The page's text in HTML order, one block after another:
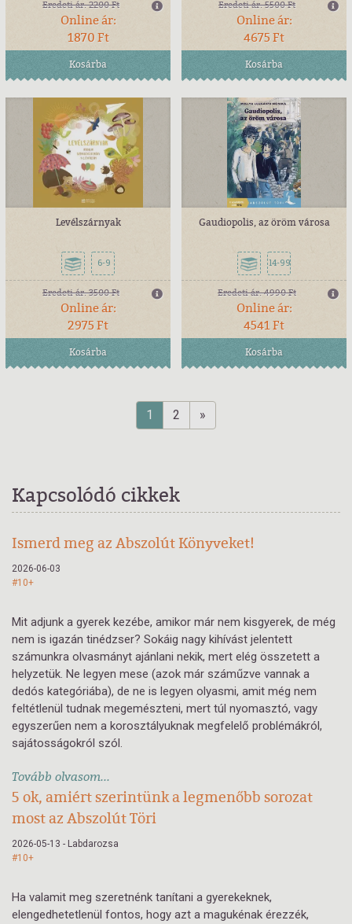
Eredeti ár:2200 Ft
Online ár:
1870 Ft
Kosárba
Eredeti ár:5500 Ft
Online ár:
4675 Ft
Kosárba
Levélszárnyak
6-9
Eredeti ár:3500 Ft
Online ár:
2975 Ft
Kosárba
Gaudiopolis, az öröm városa
14-99
Eredeti ár:4990 Ft
Online ár:
4541 Ft
Kosárba
1 2 »
Kapcsolódó cikkek
Ismerd meg az Abszolút Könyveket!
2026-06-03
#10+
Mit adjunk a gyerek kezébe, amikor már nem kisgyerek, de még
nem is igazán tinédzser? Sokáig nagy kihívást jelentett
számunkra olvasmányt ajánlani nekik, mert elég összetett a
helyzetük. Ne legyen mese (azok már száműzve vannak a
dedós kategóriába), de ne is legyen olyasmi, amit még nem
feltétlenül tudnak megemészteni, mert túl nyomasztó, vagy
egyszerűen nem a korosztályuknak megfelelő problémákról,
sajátosságokról szól.
Tovább olvasom...
5 ok, amiért szerintünk a legmenőbb sorozat
most az Abszolút Töri
2026-05-13 - Labdarozsa
#10+
Ha valamit meg szeretnénk tanítani a gyerekeknek,
elengedhetetlenül fontos, hogy azt a magukénak érezzék,